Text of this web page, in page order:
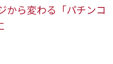
ら変わる「パチンコ